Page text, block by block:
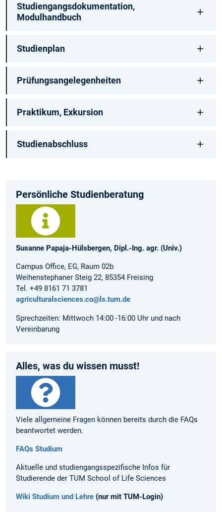
Studiengangsdokumentation,
Modulhandbuch
Studienplan
Prüfungsangelegenheiten
Praktikum, Exkursion
Studienabschluss
Persönliche Studienberatung
Susanne Papaja-Hülsbergen, Dipl.-Ing. agr. (Univ.)
Campus Office, EG, Raum 02b
Weihenstephaner Steig 22, 85354 Freising
Tel. +49 8161 71 3781
agriculturalsciences.co@ls.tum.de
Sprechzeiten: Mittwoch 14:00 -16:00 Uhr und nach
Vereinbarung
Alles, was du wissen musst!
Viele allgemeine Fragen können bereits durch die FAQs
beantwortet werden.
FAQs Studium
Aktuelle und studiengangsspezifische Infos für
Studierende der TUM School of Life Sciences
Wiki Studium und Lehre (nur mit TUM-Login)